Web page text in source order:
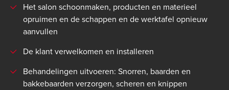
Het salon schoonmaken, producten en materieel
opruimen en de schappen en de werktafel opnieuw
aanvullen
De klant verwelkomen en installeren
Behandelingen uitvoeren: Snorren, baarden en
bakkebaarden verzorgen, scheren en knippen